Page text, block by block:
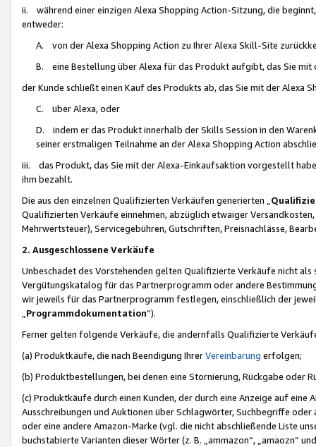
ii. während einer einzigen Alexa Shopping Action-Sitzung, die
entweder:
A. von der Alexa Shopping Action zu Ihrer Alexa Skill-Site
B. eine Bestellung über Alexa für das Produkt aufgibt, das Sie mit
der Kunde schließt einen Kauf des Produkts ab, das Sie mit der Alexa
C. über Alexa, oder
D. indem er das Produkt innerhalb der Skills Session in den
seiner erstmaligen Teilnahme an der Alexa Shopping Action
iii. das Produkt, das Sie mit der Alexa-Einkaufsaktion vorgestellt
ihm bezahlt.
Die aus den einzelnen Qualifizierten Verkäufen generierten „
Qualifizierten Verkäufe einnehmen, abzüglich etwaiger
Mehrwertsteuer), Servicegebühren, Gutschriften, Preisnachlässe,
2. Ausgeschlossene Verkäufe
Unbeschadet des Vorstehenden gelten Qualifizierte Verkäufe nicht
Vergütungskatalog für das Partnerprogramm oder andere
wir jeweils für das Partnerprogramm festlegen, einschließlich der
Programmdokumentation“).
Ferner gelten folgende Verkäufe, die andernfalls Qualifizierte
(a) Produktkäufe, die nach Beendigung IhrerVereinbarung erfolgen;
(b) Produktbestellungen, bei denen eine Stornierung, Rückgabe oder
(c) Produktkäufe durch einen Kunden, der durch eine Anzeige auf
Ausschreibungen und Auktionen über Schlagwörter, Suchbegriffe
oder eine andere Amazon-Marke (vgl. die nicht abschließende Liste
buchstabierte Varianten dieser Wörter (z. B. „ammazon“, „amaozn“